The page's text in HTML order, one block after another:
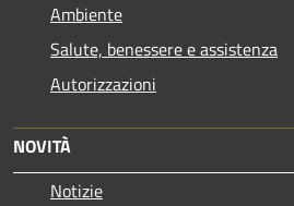
Ambiente
Salute, benessere e assistenza
Autorizzazioni
NOVITÀ
Notizie